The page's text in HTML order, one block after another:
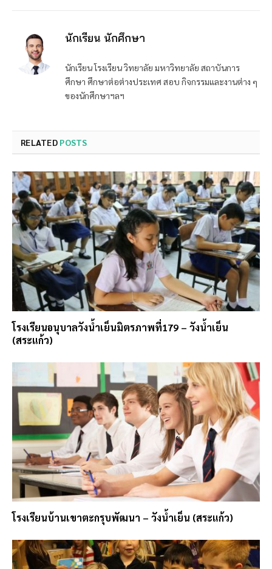
นักเรียน นักศึกษา
นักเรียน โรงเรียน วิทยาลัย มหาวิทยาลัย สถาบันการ
ศึกษา ศึกษาต่อต่างประเทศ สอบ กิจกรรมและงานต่าง ๆ
ของนักศึกษาฯลฯ
RELATED POSTS
โรงเรียนอนุบาลวังน้ำเย็นมิตรภาพที่179 – วังน้ำเย็น
(สระแก้ว)
โรงเรียนบ้านเขาตะกรุบพัฒนา – วังน้ำเย็น (สระแก้ว)